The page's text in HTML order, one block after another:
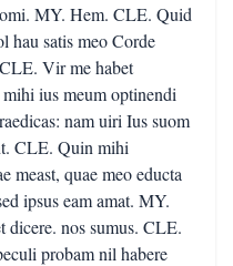
MY. Hem. CLE. Quid
satis meo Corde
Vir me habet
ius meum optinendi
nam uiri Ius suom
CLE. Quin mihi
meast, quae meo educta
ipsus eam amat. MY.
dicere. nos sumus. CLE.
probam nil habere